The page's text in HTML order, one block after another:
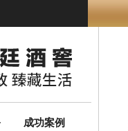
成功案例